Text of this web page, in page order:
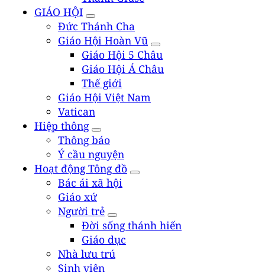
GIÁO HỘI
Đức Thánh Cha
Giáo Hội Hoàn Vũ
Giáo Hội 5 Châu
Giáo Hội Á Châu
Thế giới
Giáo Hội Việt Nam
Vatican
Hiệp thông
Thông báo
Ý cầu nguyện
Hoạt động Tông đồ
Bác ái xã hội
Giáo xứ
Người trẻ
Đời sống thánh hiến
Giáo dục
Nhà lưu trú
Sinh viên